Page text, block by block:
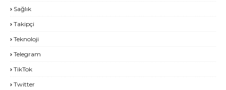
Sağlık
Takipçi
Teknoloji
Telegram
TikTok
Twitter